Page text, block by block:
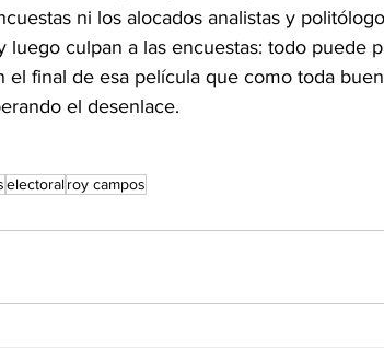
ni los alocados analistas y
luego culpan a las encuestas: todo puede
final de esa película que como toda
el desenlace.
electoralroy campos